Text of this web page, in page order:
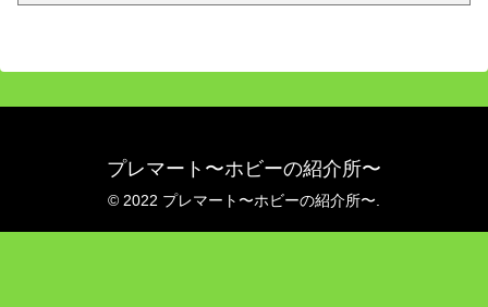
プレマート〜ホビーの紹介所〜
© 2022 プレマート〜ホビーの紹介所〜.